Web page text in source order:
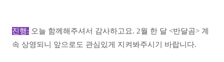
진행: 오늘 함께해주셔서 감사하고요. 2월 한 달 <반달곰> 계
속 상영되니 앞으로도 관심있게 지켜봐주시기 바랍니다.